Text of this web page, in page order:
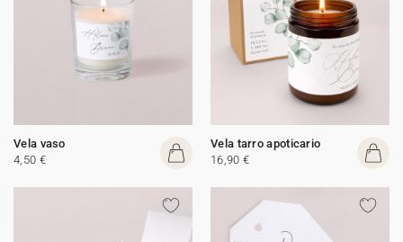
Vela vaso
4,50 €
Vela tarro apoticario
16,90 €